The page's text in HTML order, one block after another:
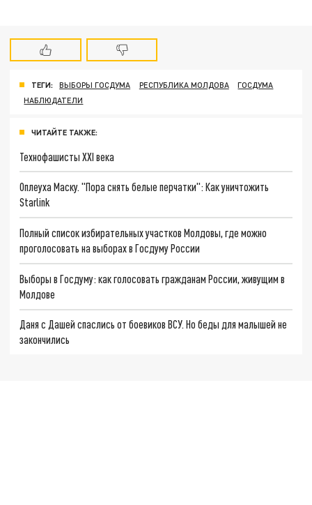
ТЕГИ: ВЫБОРЫ ГОСДУМА РЕСПУБЛИКА МОЛДОВА
ГОСДУМА
НАБЛЮДАТЕЛИ
ЧИТАЙТЕ ТАКЖЕ:
Технофашисты XXI века
Оплеуха Маску. "Пора снять белые перчатки": Как уничтожить
Starlink
Полный список избирательных участков Молдовы, где можно
проголосовать на выборах в Госдуму России
Выборы в Госдуму: как голосовать гражданам России, живущим в
Молдове
Даня с Дашей спаслись от боевиков ВСУ. Но беды для малышей не
закончились